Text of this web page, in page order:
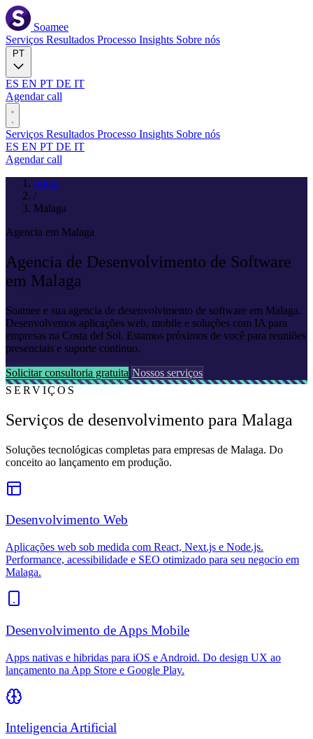
Soamee
Serviços Resultados Processo Insights Sobre nós
ES EN PT DE IT
Agendar call
Serviços Resultados Processo Insights Sobre nós
ES EN PT DE IT
Agendar call
Inicio
/
Malaga
Agencia em Malaga
Agencia de Desenvolvimento de Software
em Malaga
Soamee e sua agencia de desenvolvimento de software em Malaga.
Desenvolvemos aplicações web, mobile e soluções com IA para
empresas na Costa del Sol. Estamos próximos de você para reuniões
presenciais e suporte continuo.
Solicitar consultoria gratuita Nossos serviços
SERVIÇOS
Serviços de desenvolvimento para Malaga
Soluções tecnológicas completas para empresas de Malaga. Do
conceito ao lançamento em produção.
Desenvolvimento Web
Aplicações web sob medida com React, Next.js e Node.js.
Performance, acessibilidade e SEO otimizado para seu negocio em
Malaga.
Desenvolvimento de Apps Mobile
Apps nativas e hibridas para iOS e Android. Do design UX ao
lançamento na App Store e Google Play.
Inteligencia Artificial